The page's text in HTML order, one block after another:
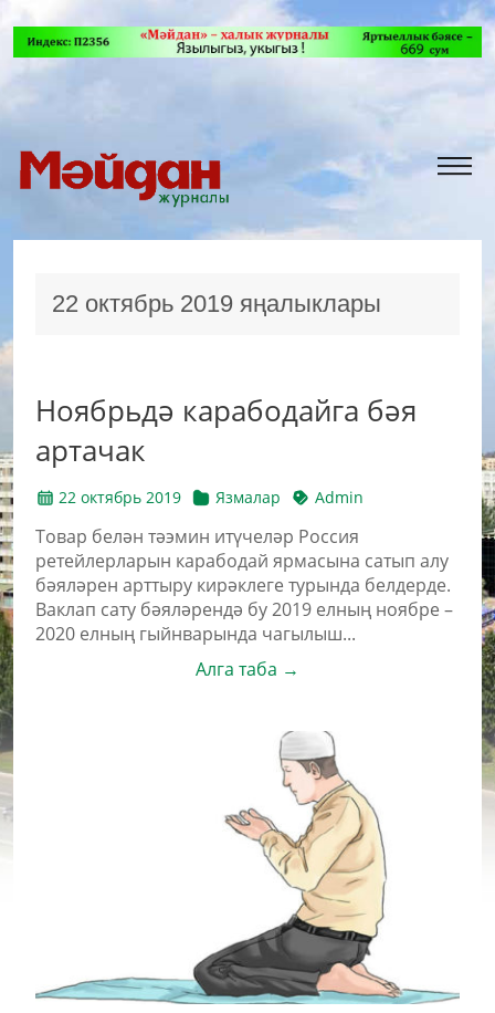
22 октябрь 2019 яңалыклары
Ноябрьдә карабодайга бәя
артачак
22 октябрь 2019 Язмалар Admin
Товар белән тәэмин итүчеләр Россия
ретейлерларын карабодай ярмасына сатып алу
бәяләрен арттыру кирәклеге турында белдерде.
Ваклап сату бәяләрендә бу 2019 елның ноябре –
2020 елның гыйнварында чагылыш...
Алга таба →